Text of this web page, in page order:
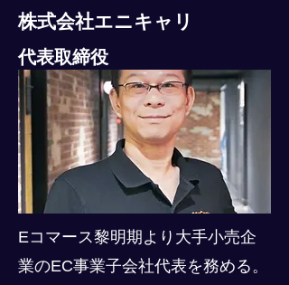
株式会社エニキャリ
代表取締役
Eコマース黎明期より大手小売企
業のEC事業子会社代表を務める。